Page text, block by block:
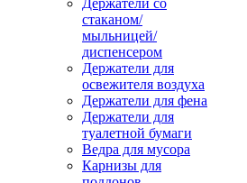
Держатели со
стаканом/
мыльницей/
диспенсером
Держатели для
освежителя воздуха
Держатели для фена
Держатели для
туалетной бумаги
Ведра для мусора
Карнизы для